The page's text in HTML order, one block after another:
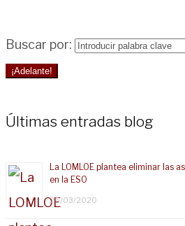
Buscar por:
¡Adelante!
Últimas entradas blog
La LOMLOE plantea eliminar las
en la ESO
25/03/2020